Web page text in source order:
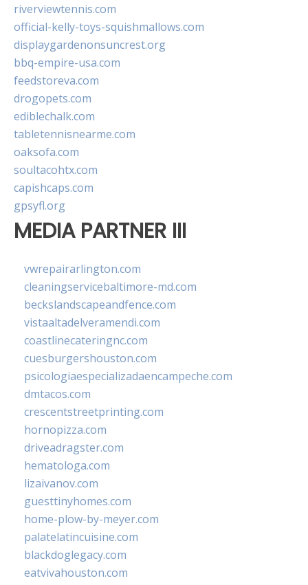
riverviewtennis.com
official-kelly-toys-squishmallows.com
displaygardenonsuncrest.org
bbq-empire-usa.com
feedstoreva.com
drogopets.com
ediblechalk.com
tabletennisnearme.com
oaksofa.com
soultacohtx.com
capishcaps.com
gpsyfl.org
MEDIA PARTNER III
vwrepairarlington.com
cleaningservicebaltimore-md.com
beckslandscapeandfence.com
vistaaltadelveramendi.com
coastlinecateringnc.com
cuesburgershouston.com
psicologiaespecializadaencampeche.com
dmtacos.com
crescentstreetprinting.com
hornopizza.com
driveadragster.com
hematologa.com
lizaivanov.com
guesttinyhomes.com
home-plow-by-meyer.com
palatelatincuisine.com
blackdoglegacy.com
eatvivahouston.com